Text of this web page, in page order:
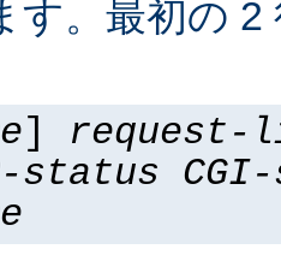
す。最初の 2
] request-
status